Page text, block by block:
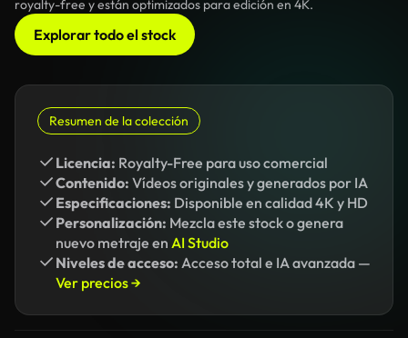
royalty-free y están optimizados para edición en 4K.
Explorar todo el stock
Resumen de la colección
Licencia: Royalty-Free para uso comercial
Contenido: Vídeos originales y generados por IA
Especificaciones: Disponible en calidad 4K y HD
Personalización: Mezcla este stock o genera
nuevo metraje en AI Studio
Niveles de acceso: Acceso total e IA avanzada —
Ver precios →